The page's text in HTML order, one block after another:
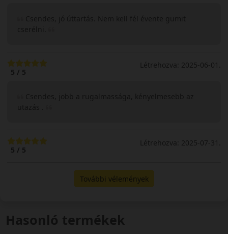
Létrehozva: 2025-06-01.
5 / 5
Létrehozva: 2025-07-31.
5 / 5
További vélemények
Hasonló termékek